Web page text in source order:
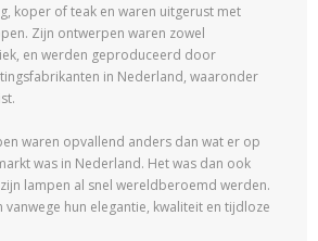
koper of teak en waren uitgerust met
Zijn ontwerpen waren zowel
en werden geproduceerd door
in Nederland, waaronder
waren opvallend anders dan wat er op
was in Nederland. Het was dan ook
lampen al snel wereldberoemd werden.
vanwege hun elegantie, kwaliteit en tijdloze